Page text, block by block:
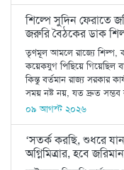
শিল্পে সুদিন ফেরাতে
জরুরি বৈঠকের ডাক
তৃণমূল আমলে রাজ্যে শিল্প,
কয়েকযুগ পিছিয়ে গিয়েছিল
কিন্তু বর্তমান রাজ্য সরকার
সময় নষ্ট নয়, যত দ্রুত সম্ভব
০৯ আগস্ট ২০২৬
‘সতর্ক করছি, শুধরে
অগ্নিমিত্রার, হবে